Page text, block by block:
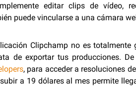
editar clips de vídeo,
puede vincularse a una cámara
Clipchamp no es
de exportar tus producciones.
, para acceder a resoluciones
a 19 dólares al mes permite